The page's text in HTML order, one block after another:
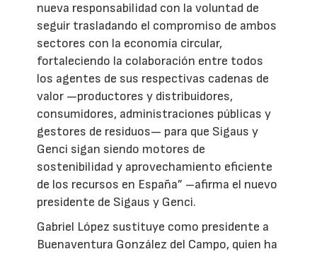
nueva responsabilidad con la voluntad de
seguir trasladando el compromiso de ambos
sectores con la economía circular,
fortaleciendo la colaboración entre todos
los agentes de sus respectivas cadenas de
valor —productores y distribuidores,
consumidores, administraciones públicas y
gestores de residuos— para que Sigaus y
Genci sigan siendo motores de
sostenibilidad y aprovechamiento eficiente
de los recursos en España” –afirma el nuevo
presidente de Sigaus y Genci.
Gabriel López sustituye como presidente a
Buenaventura González del Campo, quien ha